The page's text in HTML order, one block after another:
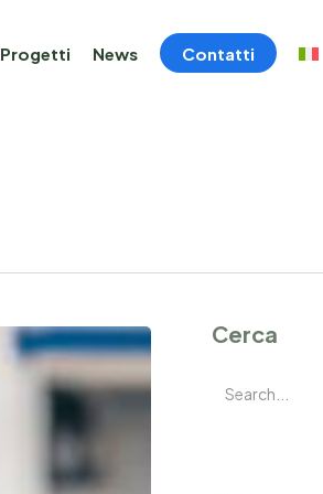
Progetti News Contatti
Cerca